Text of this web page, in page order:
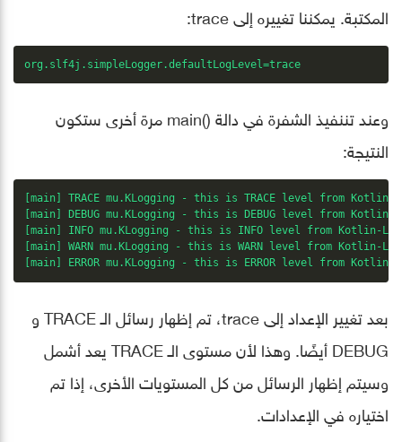
المكتبة. يمكننا تغييره إلى trace:
org.slf4j.simpleLogger.defaultLogLevel=trace
وعند تننفيذ الشفرة في دالة ()main مرة أخرى ستكون
النتيجة:
[main] TRACE mu.KLogging - this is TRACE level from
[main] DEBUG mu.KLogging - this is DEBUG level from
[main] INFO mu.KLogging - this is INFO level from Kotlin-
[main] WARN mu.KLogging - this is WARN level from Kotlin-
[main] ERROR mu.KLogging - this is ERROR level from
بعد تغيير الإعداد إلى trace، تم إظهار رسائل الـ TRACE و
DEBUG أيضًا. وهذا لأن مستوى الـ TRACE يعد أشمل
وسيتم إظهار الرسائل من كل المستويات الأخرى، إذا تم
اختياره في الإعدادات.